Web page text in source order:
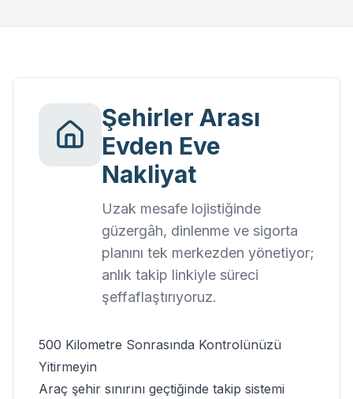
Şehirler Arası
Evden Eve
Nakliyat
Uzak mesafe lojistiğinde
güzergâh, dinlenme ve sigorta
planını tek merkezden yönetiyor;
anlık takip linkiyle süreci
şeffaflaştırıyoruz.
500 Kilometre Sonrasında Kontrolünüzü
Yitirmeyin
Araç şehir sınırını geçtiğinde takip sistemi